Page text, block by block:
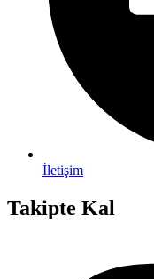
İletişim
Takipte Kal